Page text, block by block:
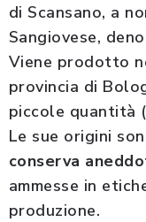
di Scansano, a
Sangiovese,
Viene prodotto
provincia di
piccole quantità
Le sue origini
conserva
ammesse in
produzione.